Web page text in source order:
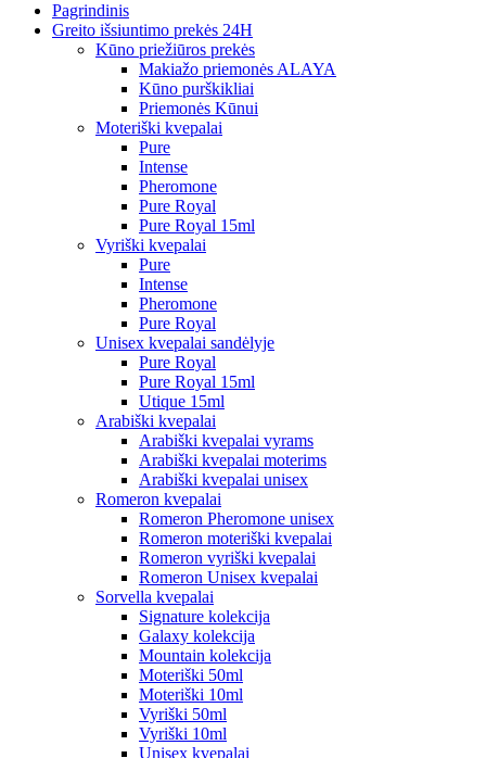
Pagrindinis
Greito išsiuntimo prekės 24H
Kūno priežiūros prekės
Makiažo priemonės ALAYA
Kūno purškikliai
Priemonės Kūnui
Moteriški kvepalai
Pure
Intense
Pheromone
Pure Royal
Pure Royal 15ml
Vyriški kvepalai
Pure
Intense
Pheromone
Pure Royal
Unisex kvepalai sandėlyje
Pure Royal
Pure Royal 15ml
Utique 15ml
Arabiški kvepalai
Arabiški kvepalai vyrams
Arabiški kvepalai moterims
Arabiški kvepalai unisex
Romeron kvepalai
Romeron Pheromone unisex
Romeron moteriški kvepalai
Romeron vyriški kvepalai
Romeron Unisex kvepalai
Sorvella kvepalai
Signature kolekcija
Galaxy kolekcija
Mountain kolekcija
Moteriški 50ml
Moteriški 10ml
Vyriški 50ml
Vyriški 10ml
Unisex kvepalai